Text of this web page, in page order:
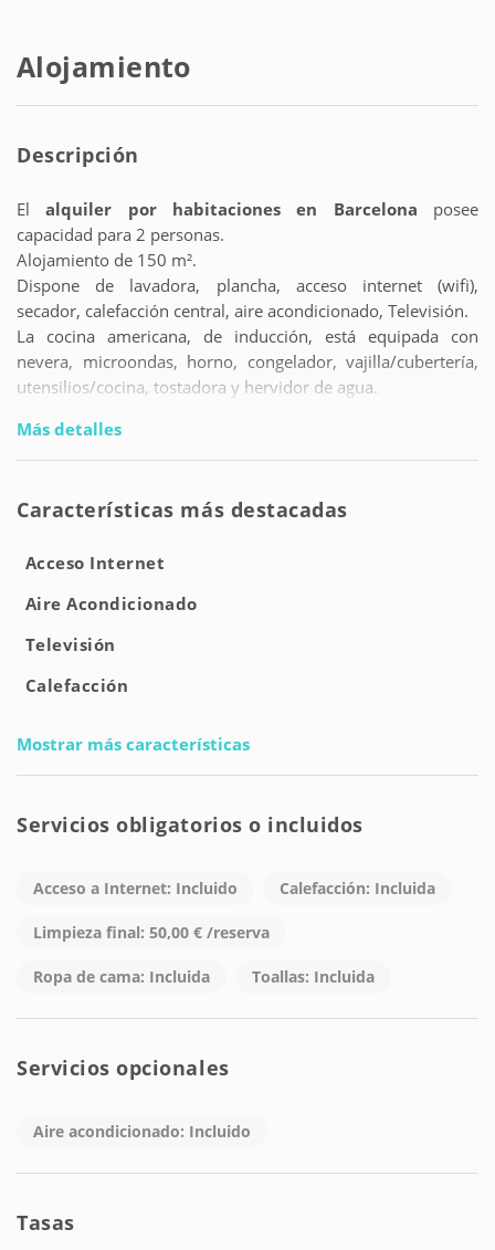
Alojamiento
Descripción
Elalquiler por habitaciones en Barcelona posee
capacidad para 2 personas.
Alojamiento de 150 m².
Dispone de lavadora, plancha, acceso internet (wifi),
secador, calefacción central, aire acondicionado, Televisión.
La cocina americana, de inducción, está equipada con
nevera, microondas, horno, congelador, vajilla/cubertería,
utensilios/cocina, tostadora y hervidor de agua.
Más detalles
Características más destacadas
Acceso Internet
Aire Acondicionado
Televisión
Calefacción
Mostrar más características
Servicios obligatorios o incluidos
Acceso a Internet: Incluido Calefacción: Incluida
Limpieza final: 50,00 € /reserva
Ropa de cama: Incluida Toallas: Incluida
Servicios opcionales
Aire acondicionado: Incluido
Tasas